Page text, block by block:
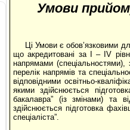
Умови
Ці Умови є обов’язковими
що акредитовані за І – ІV
напрямами
перелік напрямів та
відповідними освітньо-
якими здійснюється
бакалавра” (із змінами) та
здійснюється підготовка
спеціаліста”.